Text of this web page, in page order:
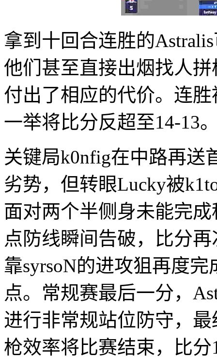
拿到十回合连胜的
他们甚至直接出烟找人
付出了相应的代价。连
一举将比分反超至14-13
关键局k0nfig在中路再送
劣势，但转眼Lucky被
面对两个半侧身未能完
点防线瞬间告破，比分
靠syrsoN的进攻狙再度
点。常规赛最后一分，
进行非常规站位防守，
枪效率将比赛结束，比分